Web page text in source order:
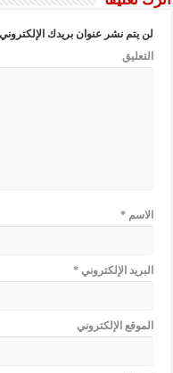
لن يتم نشر عنوان بريدك
التعليق
الاسم*
البريد الإلكتروني*
الموقع الإلكتروني